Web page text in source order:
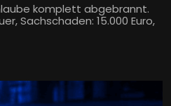
komplett abgebrannt.
Sachschaden: 15.000 Euro,